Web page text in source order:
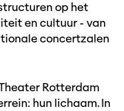
op het
en cultuur - van
concertzalen
Rotterdam
hun lichaam. In